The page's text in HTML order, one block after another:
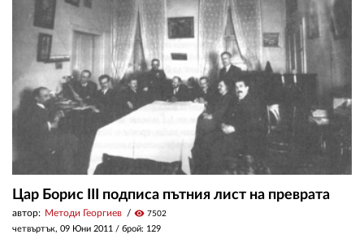
Цар Борис III подписа пътния лист на преврата
автор: Методи Георгиев visibility 7502
четвъртък, 09 Юни 2011 / брой: 129